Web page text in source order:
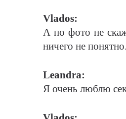
Vlados:
А по фото не
ничего не понятно.
Leandra:
Я очень люблю